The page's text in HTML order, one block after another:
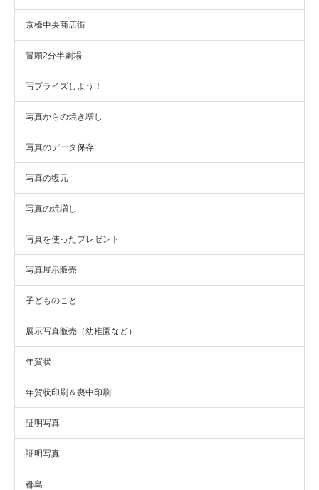
京橋中央商店街
冒頭2分半劇場
写プライズしよう！
写真からの焼き増し
写真のデータ保存
写真の復元
写真の焼増し
写真を使ったプレゼント
写真展示販売
子どものこと
展示写真販売（幼稚園など）
年賀状
年賀状印刷＆喪中印刷
証明写真
証明写真
都島